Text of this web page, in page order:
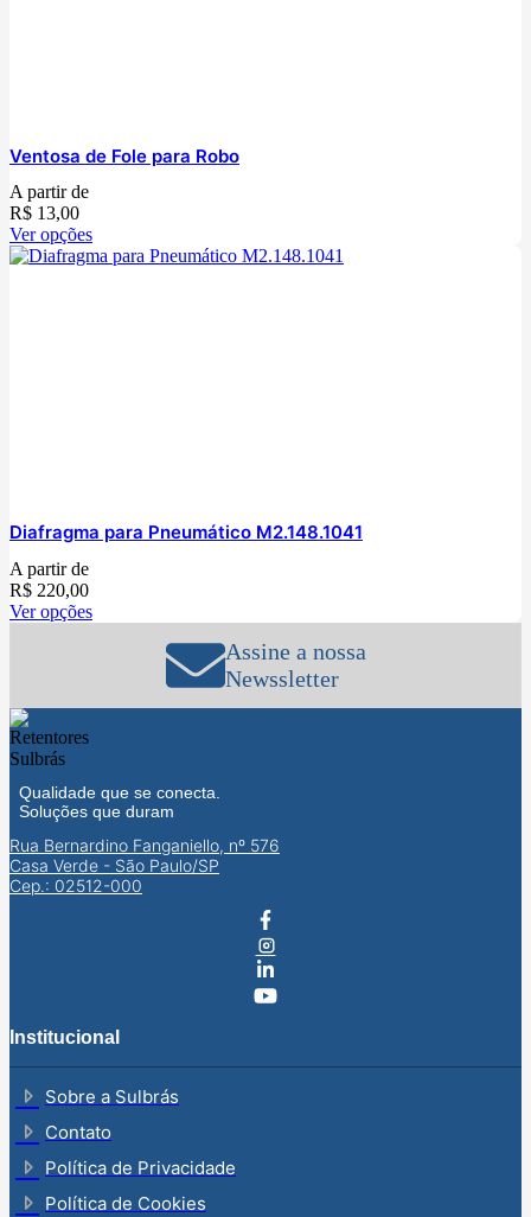
Ventosa de Fole para Robo
A partir de
R$ 13,00
Ver opções
Diafragma para Pneumático M2.148.1041
A partir de
R$ 220,00
Ver opções
Assine a nossa
Newssletter
Qualidade que se conecta.
Soluções que duram
Rua Bernardino Fanganiello, nº 576
Casa Verde - São Paulo/SP
Cep.: 02512-000
Institucional
Sobre a Sulbrás
Contato
Política de Privacidade
Política de Cookies